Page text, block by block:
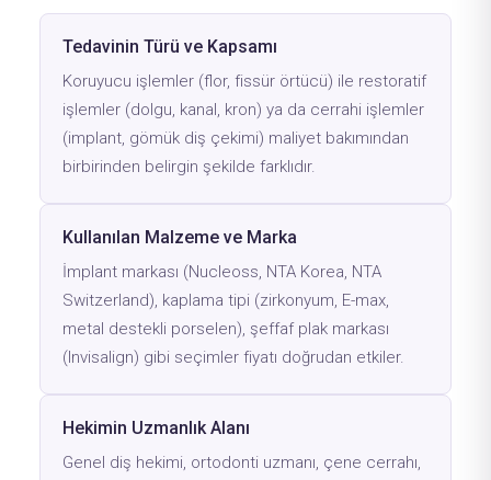
Tedavinin Türü ve Kapsamı
Koruyucu işlemler (flor, fissür örtücü) ile restoratif
işlemler (dolgu, kanal, kron) ya da cerrahi işlemler
(implant, gömük diş çekimi) maliyet bakımından
birbirinden belirgin şekilde farklıdır.
Kullanılan Malzeme ve Marka
İmplant markası (Nucleoss, NTA Korea, NTA
Switzerland), kaplama tipi (zirkonyum, E-max,
metal destekli porselen), şeffaf plak markası
(Invisalign) gibi seçimler fiyatı doğrudan etkiler.
Hekimin Uzmanlık Alanı
Genel diş hekimi, ortodonti uzmanı, çene cerrahı,